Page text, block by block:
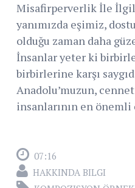
Misafirperverlik İle
yanımızda eşimiz,
olduğu zaman daha
İnsanlar yeter ki
birbirlerine karşı
Anadolu’muzun,
insanlarının en
07:16
HAKKINDA BILGI